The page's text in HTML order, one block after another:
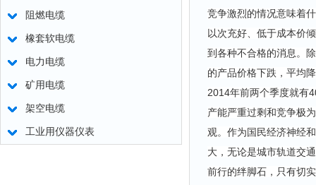
阻燃电缆
橡套软电缆
电力电缆
矿用电缆
架空电缆
工业用仪器仪表
竞争激烈的情况意味着
以次充好、低于成本价
到各种不合格的消息。
的产品价格下跌，平均
2014年前两个季度就有
产能严重过剩和竞争极
观。作为国民经济神经
大，无论是城市轨道交
前行的绊脚石，只有切